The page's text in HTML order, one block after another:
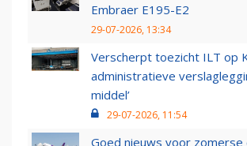
Embraer E195-E2
29-07-2026, 13:34
Verscherpt toezicht ILT op
administratieve
middel’
29-07-2026, 11:54
Goed nieuws voor zomerse